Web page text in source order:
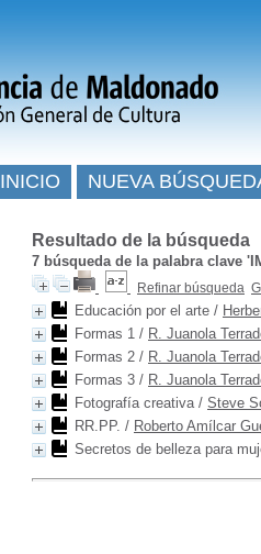
Resultado de la búsqueda
7 búsqueda de la palabra clave
Refinar búsqueda
Educación por el arte /
Formas 1 / R. Juanola
Formas 2 / R. Juanola
Formas 3 / R. Juanola
Fotografía creativa/ Steve
RR.PP. / Roberto Amílcar
Secretos de belleza para
INICIO NUEVA